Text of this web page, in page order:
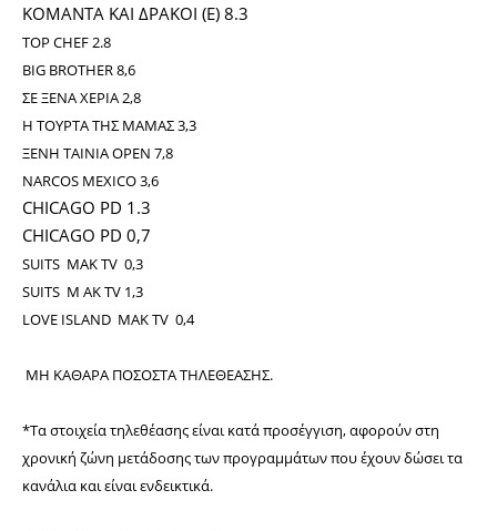
ΚΟΜΑΝΤΑ ΚΑΙ ΔΡΑΚΟΙ (E) 8.3
TOP CHEF 2.8
BIG BROTHER 8,6
ΣΕ ΞΕΝΑ ΧΕΡΙΑ 2,8
Η ΤΟΥΡΤΑ ΤΗΣ ΜΑΜΑΣ 3,3
ΞΕΝΗ ΤΑΙΝΙΑ OPEN 7,8
NARCOS MEXICO 3,6
CHICAGO PD 1.3
CHICAGO PD 0,7
SUITS ΜΑΚ TV 0,3
SUITS Μ ΑΚ TV 1,3
LOVE ISLAND ΜΑΚ TV 0,4
ΜΗ ΚΑΘΑΡΑ ΠΟΣΟΣΤΑ ΤΗΛΕΘΕΑΣΗΣ.
*Τα στοιχεία τηλεθέασης είναι κατά προσέγγιση, αφορούν στη
χρονική ζώνη μετάδοσης των προγραμμάτων που έχουν δώσει τα
κανάλια και είναι ενδεικτικά.